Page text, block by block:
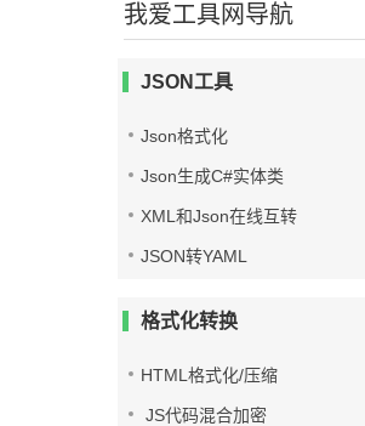
我爱工具网导航
JSON工具
Json格式化
Json生成C#实体类
XML和Json在线互转
JSON转YAML
格式化转换
HTML格式化/压缩
JS代码混合加密